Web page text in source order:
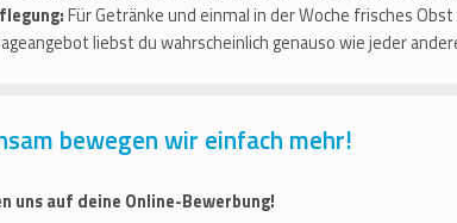
Für Getränke und einmal in der Woche frisches
liebst du wahrscheinlich genauso wie jeder
bewegen wir einfach mehr!
uns auf deine Online-Bewerbung!